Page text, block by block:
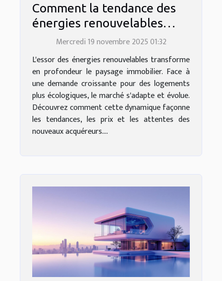
Comment la tendance des
énergies renouvelables
influence le marché
immobilier ?
Mercredi 19 novembre 2025 01:32
L'essor des énergies renouvelables transforme
en profondeur le paysage immobilier. Face à
une demande croissante pour des logements
plus écologiques, le marché s'adapte et évolue.
Découvrez comment cette dynamique façonne
les tendances, les prix et les attentes des
nouveaux acquéreurs....